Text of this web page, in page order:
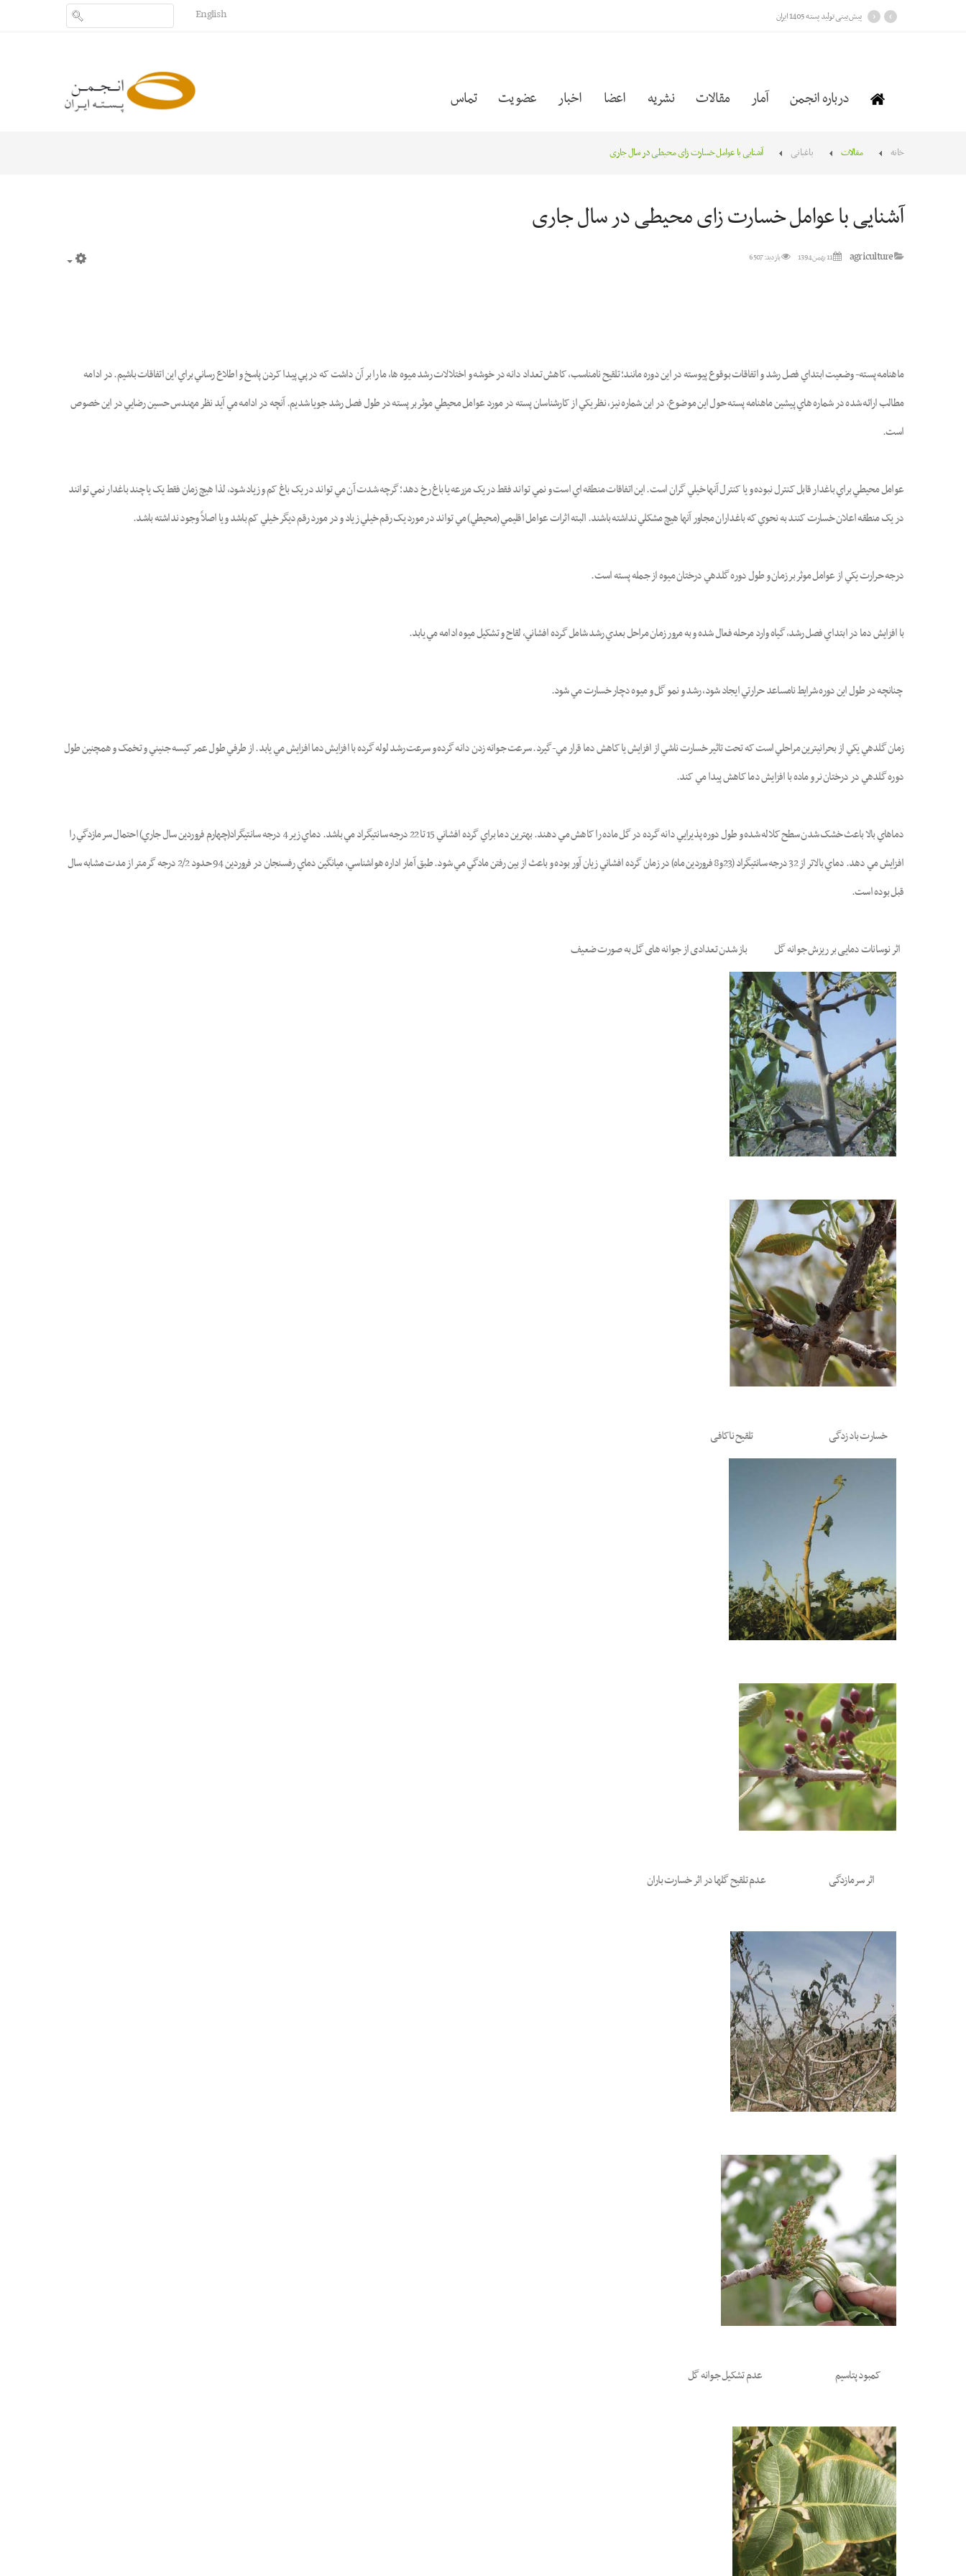
پیش بینی تولید پسته 1405 ایران ›
‹
English
درباره انجمن آمار مقالات نشریه اعضا اخبار عضویت تماس
خانه مقالات باغبانی آشنایی با عوامل خسارت زای محیطی در سال جاری
آشنایی با عوامل خسارت زای محیطی در سال جاری
agriculture 11 بهمن 1394 بازدید: 6507
ماهنامه پسته-وضعيت ابتداي فصل رشد و اتفاقات بوقوع پيوسته در اين دوره مانند؛ تلقيح نامناسب، کاهش تعداد دانه در خوشه و اختلالات رشد ميوه ها، ما را بر آن داشت که در پي پيدا کردن پاسخ و اطلاع رساني براي اين اتفاقات باشيم. در ادامه
مطالب ارائه شده در شماره هاي پيشين ماهنامه پسته حول اين موضوع، در اين شماره نيز، نظر يکي از کارشناسان پسته در مورد عوامل محيطي موثر بر پسته در طول فصل رشد جويا شديم. آنچه در ادامه مي آيد نظر مهندس حسين رضايي در اين خصوص
است.
عوامل محيطي براي باغدار قابل کنترل نبوده و يا کنترل آنها خيلي گران است. اين اتفاقات منطقهاي است و نمي تواند فقط در يک مزرعه يا باغ رخ دهد؛ گرچه شدت آن مي تواند در يک باغ کم و زياد شود، لذا هيچ زمان فقط يک يا چند باغدار نمي توانند
در يک منطقه اعلان خسارت کنند به نحوي که باغداران مجاور آنها هيچ مشکلي نداشته باشند. البته اثرات عوامل اقليمي (محيطي) مي تواند در مورد يک رقم خيلي زياد و در مورد رقم ديگر خيلي کم باشد و يا اصلاً وجود نداشته باشد.
درجه حرارت يکي از عوامل موثر بر زمان و طول دوره گلدهي درختان ميوه از جمله پسته است.
با افزايش دما در ابتداي فصل رشد، گياه وارد مرحله فعال شده و به مرور زمان مراحل بعدي رشد شامل گرده افشاني، لقاح و تشکيل ميوه ادامه مي يابد.
چنانچه در طول اين دوره شرايط نامساعد حرارتي ايجاد شود، رشد و نمو گل و ميوه دچار خسارت مي شود.
زمان گلدهي يکي از بحرانيترين مراحلي است که تحت تاثير خسارت ناشي از افزايش يا کاهش دما قرار مي-گيرد. سرعت جوانه زدن دانه گرده و سرعت رشد لوله گرده با افزايش دما افزايش مي يابد. از طرفي طول عمر کيسه جنيني و تخمک و همچنين طول
دوره گلدهي در درختان نر و ماده با افزايش دما کاهش پيدا مي کند.
دماهاي بالا باعث خشک شدن سطح کلاله شده و طول دوره پذيرايي دانه گرده در گل ماده را کاهش مي دهند. بهترين دما براي گرده افشاني 15 تا 22 درجه سانتيگراد مي باشد. دماي زير 4 درجه سانتيگراد(چهارم فروردين سال جاري) احتمال سرمازدگي را
افزايش مي دهد. دماي بالاتر از 32 درجه سانتيگراد (23و8 فروردين ماه) در زمان گرده افشاني زيان آور بوده و باعث از بين رفتن مادگي مي شود. طبق آمار اداره هواشناسي، ميانگين دماي رفسنجان در فروردين 94 حدود 2/2 درجه گرمتر از مدت مشابه سال
قبل بوده است.
اثر نوسانات دمایی بر ریزش جوانه گل باز شدن تعدادی از جوانه های گل به صورت ضعیف
خسارت باد زدگی تلقیح ناکافی
اثر سرمازدگیعدم تلقیح گلها در اثر خسارت باران
کمبود پتاسیم عدم تشکیل جوانه گل